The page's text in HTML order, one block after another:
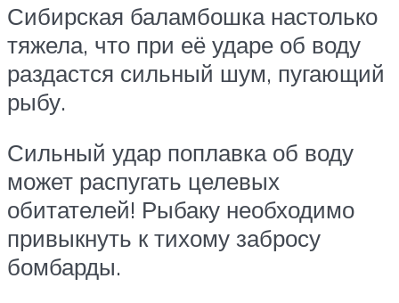
Сибирская баламбошка настолько
тяжела, что при её ударе об воду
раздастся сильный шум, пугающий
рыбу.
Сильный удар поплавка об воду
может распугать целевых
обитателей! Рыбаку необходимо
привыкнуть к тихому забросу
бомбарды.